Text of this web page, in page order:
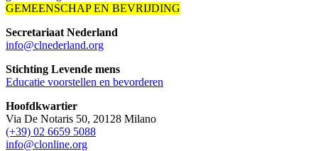
GEMEENSCHAP EN BEVRIJDING
Secretariaat Nederland
info@clnederland.org
Stichting Levende mens
Educatie voorstellen en bevorderen
Hoofdkwartier
Via De Notaris 50, 20128 Milano
(+39) 02 6659 5088
info@clonline.org